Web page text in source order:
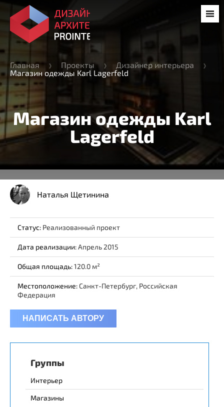
Главная Проекты
Дизайнер интерьера
Магазин одежды Karl Lagerfeld
Магазин одежды Karl
Lagerfeld
Наталья Щетинина
Статус: Реализованный проект
Дата реализации:Апрель 2015
Общая площадь:120.0
Местоположение:Санкт-Петербург, Российская
Федерация
НАПИСАТЬ АВТОРУ
Группы
Интерьер
Магазины